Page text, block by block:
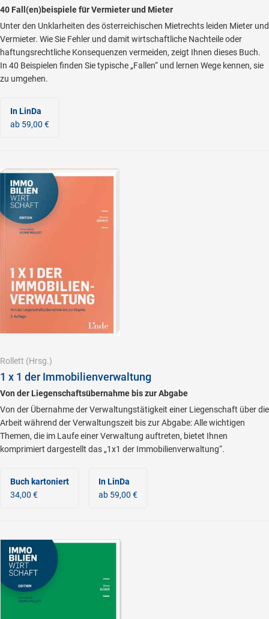
40 Fall(en)beispiele für Vermieter und Mieter
Unter den Unklarheiten des österreichischen Mietrechts leiden Mieter und
Vermieter. Wie Sie Fehler und damit wirtschaftliche Nachteile oder
haftungsrechtliche Konsequenzen vermeiden, zeigt Ihnen dieses Buch.
In 40 Beispielen finden Sie typische „Fallen“ und lernen Wege kennen, sie
zu umgehen.
In LinDa
ab 59,00 €
Rollett (Hrsg.)
1 x 1 der Immobilienverwaltung
Von der Liegenschaftsübernahme bis zur Abgabe
Von der Übernahme der Verwaltungstätigkeit einer Liegenschaft über die
Arbeit während der Verwaltungszeit bis zur Abgabe: Alle wichtigen
Themen, die im Laufe einer Verwaltung auftreten, bietet Ihnen
komprimiert dargestellt das „1x1 der Immobilienverwaltung“.
Buch kartoniert
34,00 €
In LinDa
ab 59,00 €